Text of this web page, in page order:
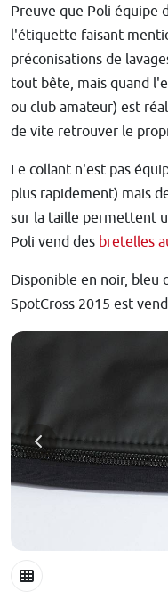
Preuve que Poli équipe
l'étiquette faisant
préconisations de
tout bête, mais quand
ou club amateur) est
de vite retrouver le
Le collant n'est pas
plus rapidement) mais
sur la taille permettent
Poli vend des bretelles
Disponible en noir, bleu
SpotCross 2015 est